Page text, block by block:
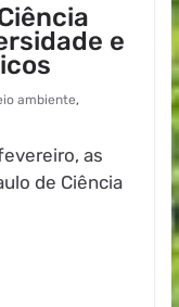
e
ambiente,
as
de Ciência